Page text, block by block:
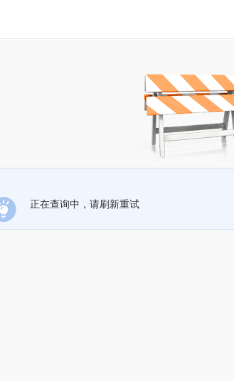
正在查询中，请刷新重试